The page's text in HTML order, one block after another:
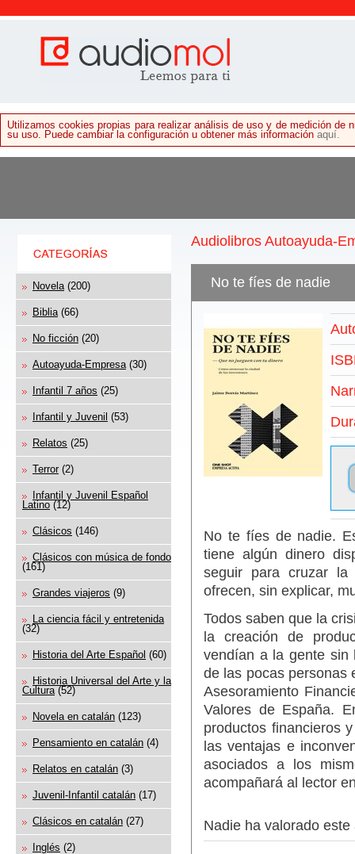
Utilizamos cookies propias para realizar análisis de uso y de medición de
su uso. Puede cambiar la configuración u obtener más información aquí.
Novela (200)
Biblia (66)
No ficción (20)
Autoayuda-Empresa (30)
Infantil 7 años (25)
Infantil y Juvenil (53)
Relatos (25)
Terror (2)
Infantil y Juvenil Español
Latino(12)
Clásicos (146)
Clásicos con música de fondo
(161)
Grandes viajeros (9)
La ciencia fácil y entretenida
(32)
Historia del Arte Español (60)
Historia Universal del Arte y la
Cultura(52)
Novela en catalán (123)
Pensamiento en catalán (4)
Relatos en catalán (3)
Juvenil-Infantil catalán (17)
Clásicos en catalán (27)
Inglés (2)
Audiolibros Autoayuda-
No te fíes de nadie
No te fíes de nadie.
tiene algún dinero
seguir para cruzar
ofrecen, sin explicar,
Todos saben que la
la creación de
vendían a la gente sin
de las pocas personas
Asesoramiento
Valores de España.
productos financieros
las ventajas e
asociados a los
acompañará al lector
Nadie ha valorado